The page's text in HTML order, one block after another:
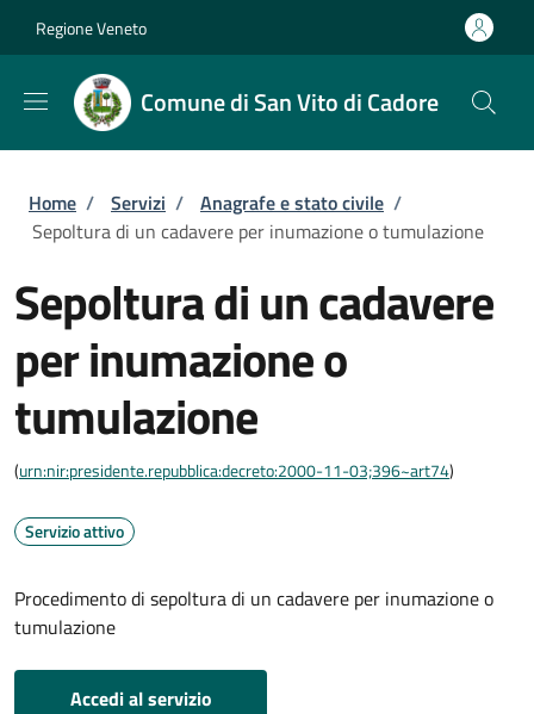
Regione Veneto
Comune di San Vito di Cadore
Briciole di pane
Home / Servizi / Anagrafe e stato civile /
Sepoltura di un cadavere per inumazione o tumulazione
Sepoltura di un cadavere
per inumazione o
tumulazione
(urn:nir:presidente.repubblica:decreto:2000-11-03;396~art74)
Servizio attivo
Procedimento di sepoltura di un cadavere per inumazione o
tumulazione
Accedi al servizio